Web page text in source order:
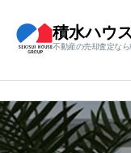
積水ハウ
不動産の売却査定な